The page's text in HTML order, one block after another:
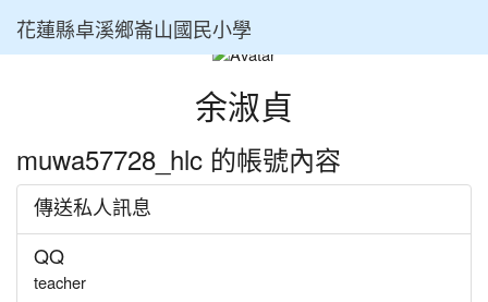
花蓮縣卓溪鄉崙山國民小學
余淑貞
muwa57728_hlc 的帳號內容
傳送私人訊息
QQ
teacher